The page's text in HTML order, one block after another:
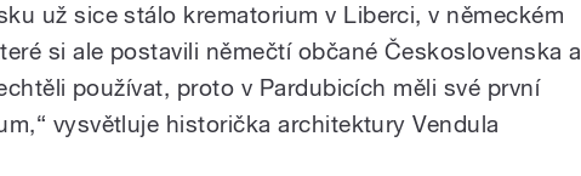
už sice stálo krematorium v Liberci, v německém
si ale postavili němečtí občané Československa a
používat, proto v Pardubicích měli své první
vysvětluje historička architektury Vendula